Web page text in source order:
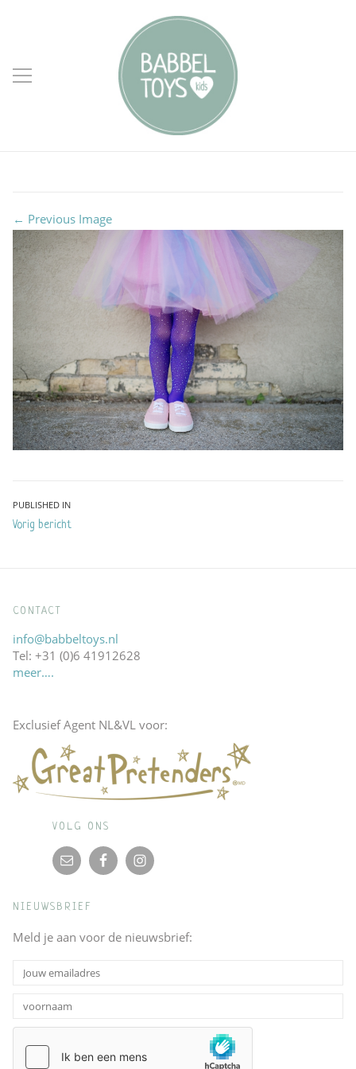
← Previous Image
Bericht
navigatie
PUBLISHED IN
Vorig bericht
CONTACT
info@babbeltoys.nl
Tel: +31 (0)6 41912628
meer….
Exclusief Agent NL&VL voor:
VOLG ONS
NIEUWSBRIEF
Meld je aan voor de nieuwsbrief: